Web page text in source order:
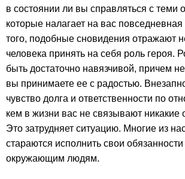
в состоянии ли вы справляться с теми
которые налагает на вас
того, подобные сновидения отражают
человека принять на себя роль героя.
быть достаточно навязчивой, причем
вы принимаете ее с радостью.
чувство долга и ответственности по
кем в жизни вас не связывают никакие
Это затрудняет ситуацию. Многие из
стараются исполнить свои
окружающим людям.